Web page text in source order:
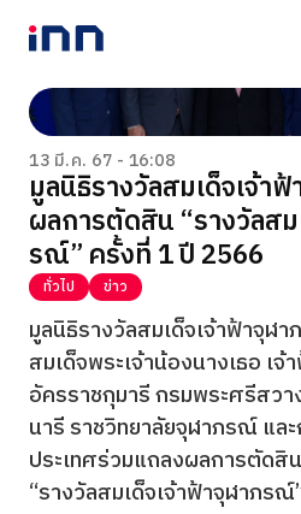
NEWS
ENTERTAINMENT
LIFESTYLE
HOROSCOPE
LOTTERY
VIDEO
ร่วมด้วยช่วยกัน
13 มี.ค. 67 - 16:08
มูลนิธิรางวัลสมเด็จเจ้า
ผลการตัดสิน “รางวัลส
รณ์” ครั้งที่ 1 ปี 2566
ทั่วไป ข่าว
มูลนิธิรางวัลสมเด็จเจ้าฟ้าจุฬ
สมเด็จพระเจ้าน้องนางเธอ
อัครราชกุมารี กรมพระศรีสว
นารี ราชวิทยาลัยจุฬาภรณ์ แล
ประเทศร่วมแถลงผลการตัดสิ
“รางวัลสมเด็จเจ้าฟ้าจุฬาภร